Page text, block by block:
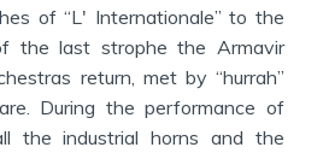
of “L' Internationale” to the
the last strophe the Armavir
return, met by “hurrah”
During the performance of
the industrial horns and the